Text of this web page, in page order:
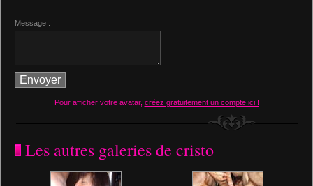
Message :
Pour afficher votre avatar, créez gratuitement un compte ici !
Les autres galeries de cristo